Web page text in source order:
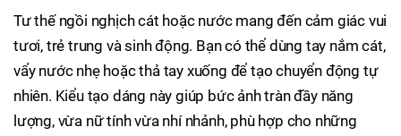
Tư thế ngồi nghịch cát hoặc nước mang đến cảm giác vui
tươi, trẻ trung và sinh động. Bạn có thể dùng tay nắm cát,
vẩy nước nhẹ hoặc thả tay xuống để tạo chuyển động tự
nhiên. Kiểu tạo dáng này giúp bức ảnh tràn đầy năng
lượng, vừa nữ tính vừa nhí nhảnh, phù hợp cho những